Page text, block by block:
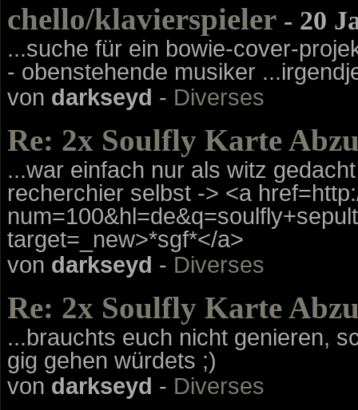
chello/klavierspieler - 20
...suche für ein bowie-cover-
- obenstehende musiker
von darkseyd - Diverses
Re: 2x Soulfly Karte
...war einfach nur als witz
recherchier selbst -> <a
target=_new>*sgf*</a>
von darkseyd - Diverses
Re: 2x Soulfly Karte
...brauchts euch nicht genieren,
gig gehen würdets ;)
von darkseyd - Diverses